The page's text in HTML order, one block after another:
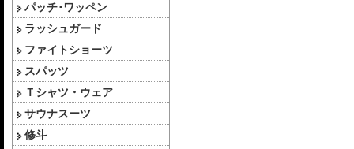
パッチ･ワッペン
ラッシュガード
ファイトショーツ
スパッツ
Ｔシャツ・ウェア
サウナスーツ
修斗